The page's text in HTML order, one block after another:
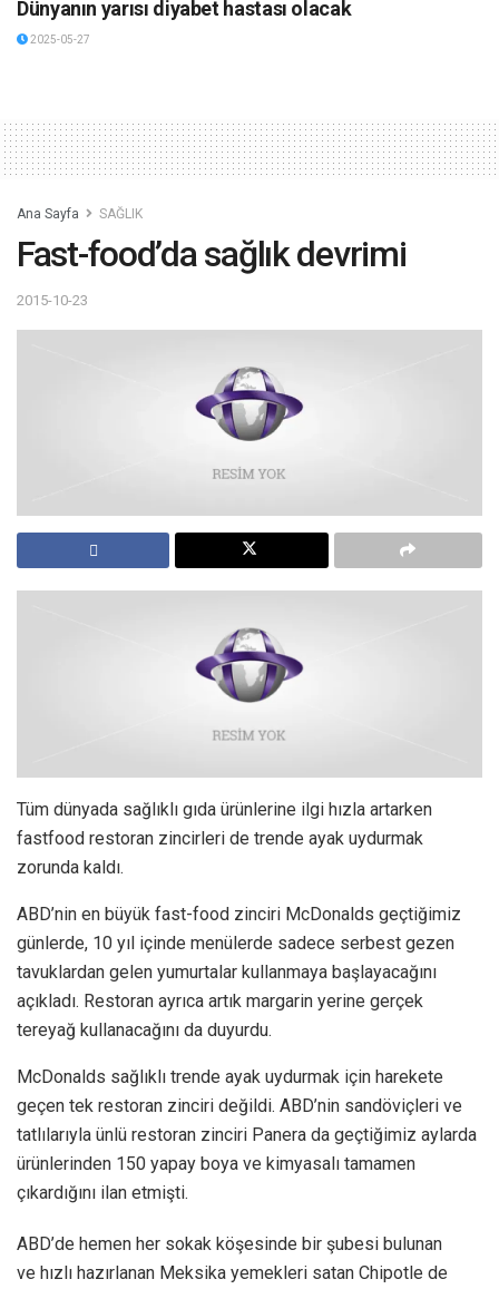
Dünyanın yarısı diyabet hastası olacak
2025-05-27
Ana Sayfa SAĞLIK
Fast-food’da sağlık devrimi
2015-10-23
Tüm dünyada sağlıklı gıda ürünlerine ilgi hızla artarken
fastfood restoran zincirleri de trende ayak uydurmak
zorunda kaldı.
ABD’nin en büyük fast-food zinciri McDonalds geçtiğimiz
günlerde, 10 yıl içinde menülerde sadece serbest gezen
tavuklardan gelen yumurtalar kullanmaya başlayacağını
açıkladı. Restoran ayrıca artık margarin yerine gerçek
tereyağ kullanacağını da duyurdu.
McDonalds sağlıklı trende ayak uydurmak için harekete
geçen tek restoran zinciri değildi. ABD’nin sandöviçleri ve
tatlılarıyla ünlü restoran zinciri Panera da geçtiğimiz aylarda
ürünlerinden 150 yapay boya ve kimyasalı tamamen
çıkardığını ilan etmişti.
ABD’de hemen her sokak köşesinde bir şubesi bulunan
ve hızlı hazırlanan Meksika yemekleri satan Chipotle de